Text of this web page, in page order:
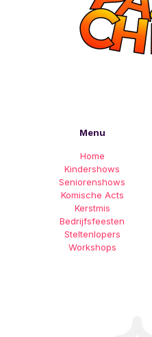
Menu
Home
Kindershows
Seniorenshows
Komische Acts
Kerstmis
Bedrijfsfeesten
Steltenlopers
Workshops